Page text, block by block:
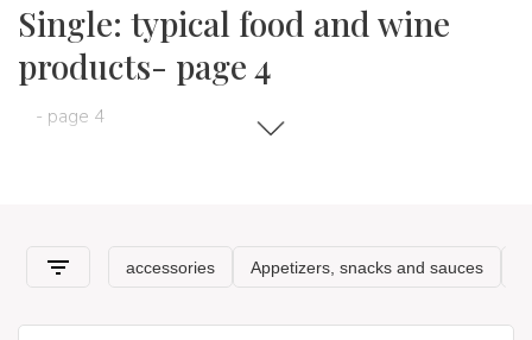
Single: typical food and wine
products- page 4
- page 4